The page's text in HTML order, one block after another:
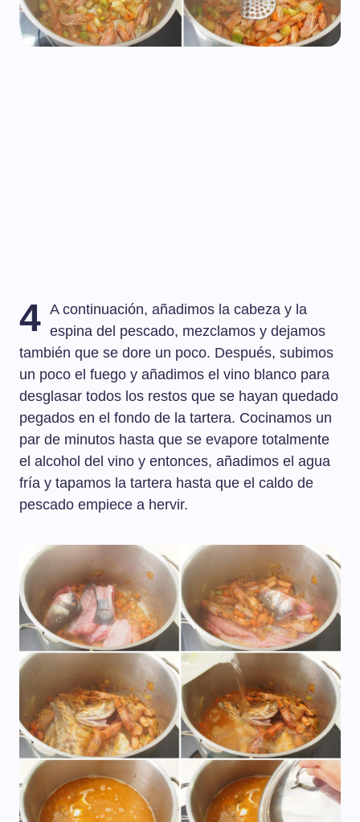
4 A continuación, añadimos la cabeza y la
espina del pescado, mezclamos y dejamos
también que se dore un poco. Después, subimos
un poco el fuego y añadimos el vino blanco para
desglasar todos los restos que se hayan quedado
pegados en el fondo de la tartera. Cocinamos un
par de minutos hasta que se evapore totalmente
el alcohol del vino y entonces, añadimos el agua
fría y tapamos la tartera hasta que el caldo de
pescado empiece a hervir.